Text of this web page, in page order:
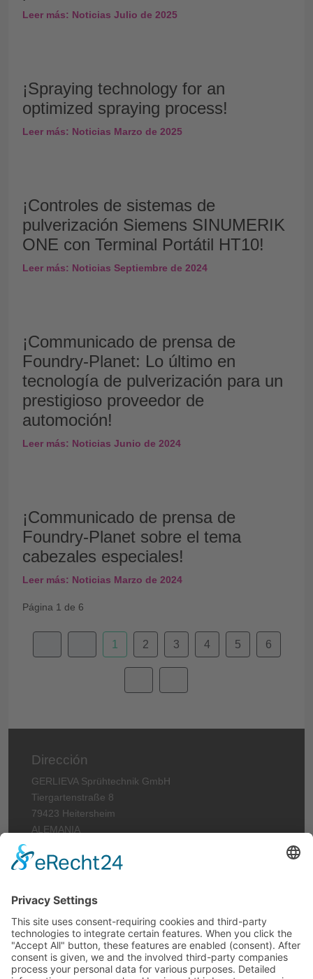
Leer más: Noticias Julio de 2025
¡Spraying technology for an
optimized spraying process!
Leer más: Noticias Marzo de 2025
¡Controles de sistemas de
pulverización Siemens SINUMERIK
ONE con Terminal Portátil HT10!
Leer más: Noticias Septiembre de 2024
¡Communicado de prensa de
Foundry-Planet: Lo último en
tecnología de pulverización para un
prestigioso proveedor de
automoción!
Leer más: Noticias Junio de 2024
¡Communicado de prensa de
Foundry-Planet sobre el tema
cabezales especiales!
Leer más: Noticias Marzo de 2024
Página 1 de 6
1 2 3 4 5 6
Dirección
GERLIEVA Sprühtechnik GmbH
Tiergartenstraße 8
79423 Heitersheim
ALEMANIA
Teléfono: +49 (0)7634 56912-0
Telefax: +49 (0)7634 6620
Información legal
Aviso legal